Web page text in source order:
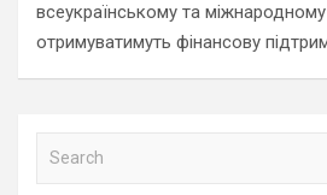
всеукраїнському та міжнародному
отримуватимуть фінансову